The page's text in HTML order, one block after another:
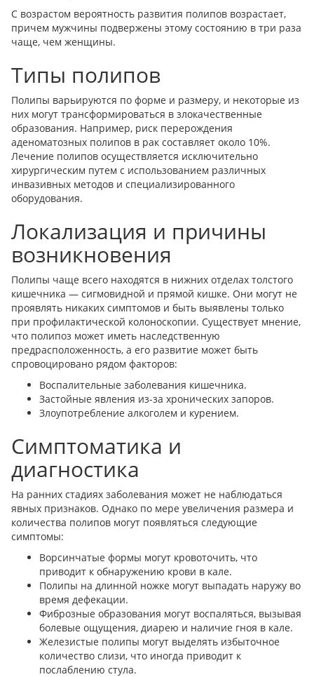
С возрастом вероятность развития полипов возрастает,
причем мужчины подвержены этому состоянию в три раза
чаще, чем женщины.
Типы полипов
Полипы варьируются по форме и размеру, и некоторые из
них могут трансформироваться в злокачественные
образования. Например, риск перерождения
аденоматозных полипов в рак составляет около 10%.
Лечение полипов осуществляется исключительно
хирургическим путем с использованием различных
инвазивных методов и специализированного
оборудования.
Локализация и причины
возникновения
Полипы чаще всего находятся в нижних отделах толстого
кишечника — сигмовидной и прямой кишке. Они могут не
проявлять никаких симптомов и быть выявлены только
при профилактической колоноскопии. Существует мнение,
что полипоз может иметь наследственную
предрасположенность, а его развитие может быть
спровоцировано рядом факторов:
Воспалительные заболевания кишечника.
Застойные явления из-за хронических запоров.
Злоупотребление алкоголем и курением.
Симптоматика и
диагностика
На ранних стадиях заболевания может не наблюдаться
явных признаков. Однако по мере увеличения размера и
количества полипов могут появляться следующие
симптомы:
Ворсинчатые формы могут кровоточить, что
приводит к обнаружению крови в кале.
Полипы на длинной ножке могут выпадать наружу во
время дефекации.
Фиброзные образования могут воспаляться, вызывая
болевые ощущения, диарею и наличие гноя в кале.
Железистые полипы могут выделять избыточное
количество слизи, что иногда приводит к
послаблению стула.